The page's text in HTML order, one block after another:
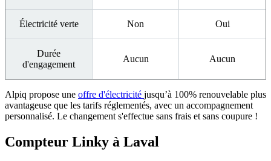
Électricité verte Non Oui
Durée
d'engagement
Aucun Aucun
Alpiq propose une offre d'électricité jusqu’à 100% renouvelable plus
avantageuse que les tarifs réglementés, avec un accompagnement
personnalisé. Le changement s'effectue sans frais et sans coupure !
Compteur Linky à Laval